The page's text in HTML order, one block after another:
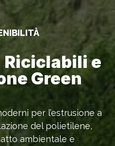
e
Green
per l’estrusione a
del polietilene,
ambientale e